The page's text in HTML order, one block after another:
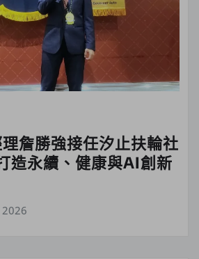
詹勝強接任汐止扶輪社
造永續、健康與AI創新